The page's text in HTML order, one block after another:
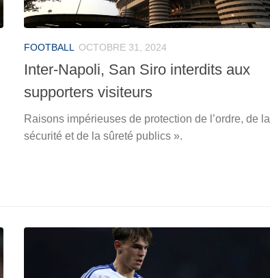
FOOTBALL OCTOBRE 31, 2024
Inter-Napoli, San Siro interdits aux
supporters visiteurs
Raisons impérieuses de protection de l’ordre, de la
sécurité et de la sûreté publics ».